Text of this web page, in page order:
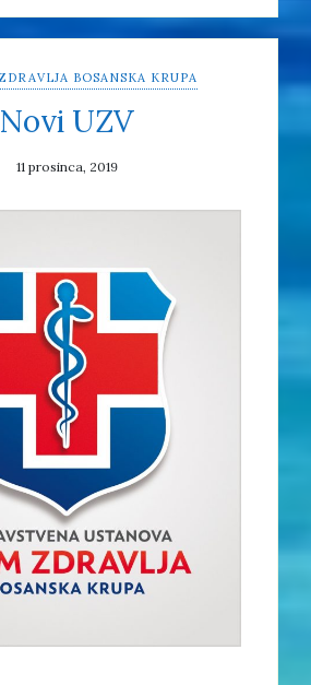
BOSANSKA KRUPA
Novi UZV
11 prosinca, 2019